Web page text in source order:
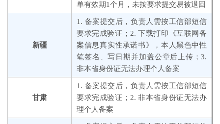
单有效期1个月，未按要求提交易被退回
新疆
1. 备案提交后，负责人需按工信部短信
要求完成验证；2. 下载打印《互联网备
案信息真实性承诺书》，本人黑色中性
笔签名、写日期并加盖公章后上传；3.
非本省身份证无法办理个人备案
甘肃
1. 备案提交后，负责人需按工信部短信
要求完成验证；2. 非本省身份证无法办
理个人备案